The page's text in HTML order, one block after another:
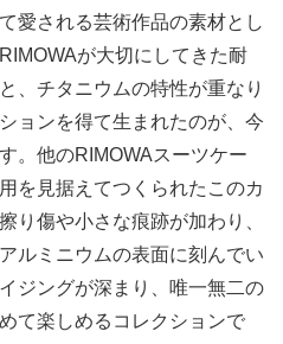
愛される芸術作品の素材とし
が大切にしてきた耐
、チタニウムの特性が重なり
ョンを得て生まれたのが、今
。他のRIMOWAスーツケー
を見据えてつくられたこのカ
り傷や小さな痕跡が加わり、
ルミニウムの表面に刻んでい
ジングが深まり、唯一無二の
て楽しめるコレクションで